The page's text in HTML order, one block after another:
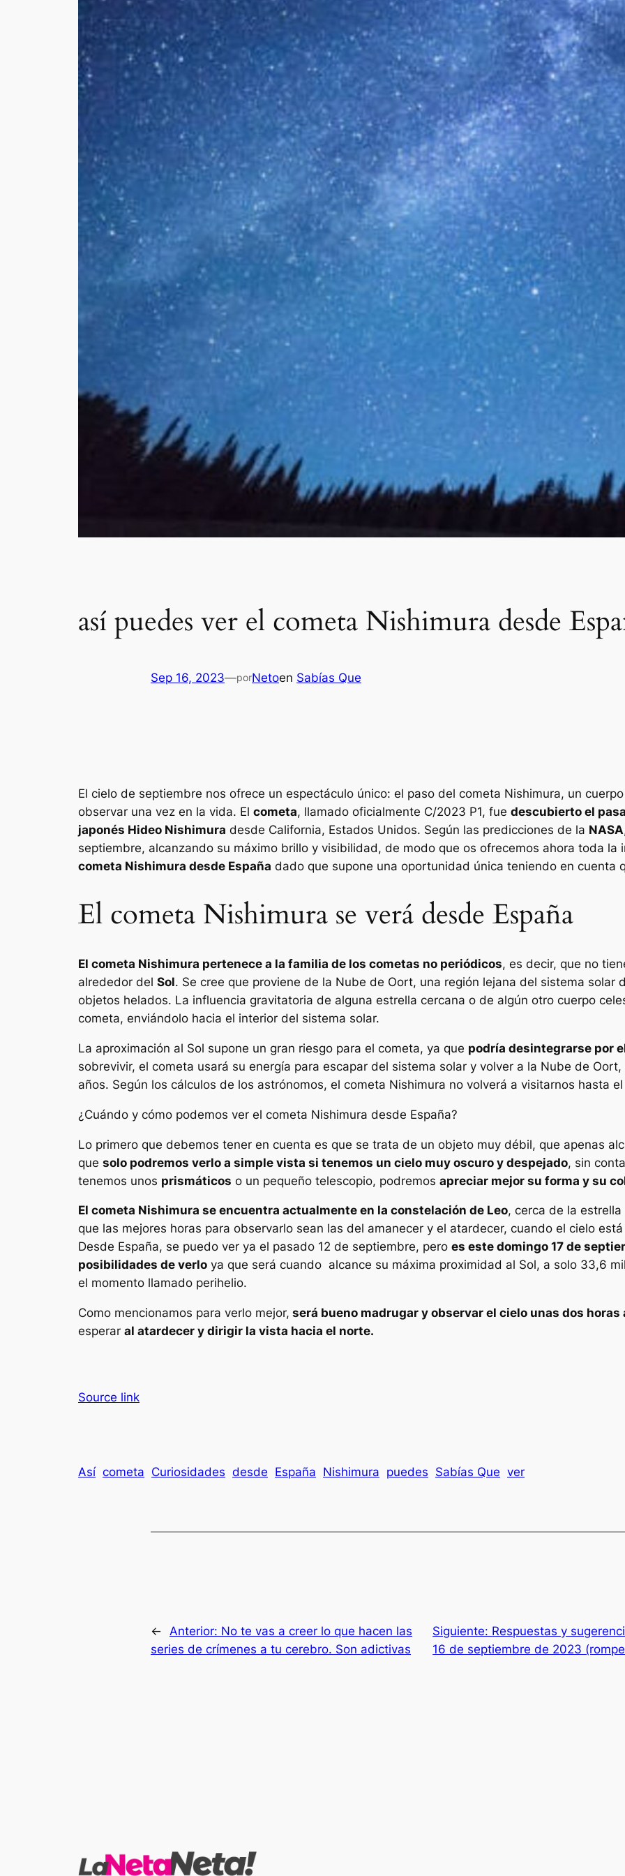
así puedes ver el cometa Nishimura desde
Sep 16, 2023—porNetoen Sabías Que
El cielo de septiembre nos ofrece un espectáculo único: el paso del cometa Nishimura, un
observar una vez en la vida. El cometa, llamado oficialmente C/2023 P1, fue descubierto el
japonés Hideo Nishimura desde California, Estados Unidos. Según las predicciones de la NASA
septiembre, alcanzando su máximo brillo y visibilidad, de modo que os ofrecemos ahora toda
cometa Nishimura desde España dado que supone una oportunidad única teniendo en cuenta
El cometa Nishimura se verá desde España
El cometa Nishimura pertenece a la familia de los cometas no periódicos, es decir, que no
alrededor del Sol. Se cree que proviene de la Nube de Oort, una región lejana del sistema solar
objetos helados. La influencia gravitatoria de alguna estrella cercana o de algún otro cuerpo
cometa, enviándolo hacia el interior del sistema solar.
La aproximación al Sol supone un gran riesgo para el cometa, ya que podría desintegrarse por
sobrevivir, el cometa usará su energía para escapar del sistema solar y volver a la Nube de
años. Según los cálculos de los astrónomos, el cometa Nishimura no volverá a visitarnos hasta el
¿Cuándo y cómo podemos ver el cometa Nishimura desde España?
Lo primero que debemos tener en cuenta es que se trata de un objeto muy débil, que apenas
que solo podremos verlo a simple vista si tenemos un cielo muy oscuro y despejado, sin
tenemos unos prismáticos o un pequeño telescopio, podremos apreciar mejor su forma y su
El cometa Nishimura se encuentra actualmente en la constelación de Leo, cerca de la
que las mejores horas para observarlo sean las del amanecer y el atardecer, cuando el cielo
Desde España, se puedo ver ya el pasado 12 de septiembre, pero es este domingo 17 de
posibilidades de verlo ya que será cuando alcance su máxima proximidad al Sol, a solo 33,6
el momento llamado perihelio.
Como mencionamos para verlo mejor, será bueno madrugar y observar el cielo unas dos horas
esperar al atardecer y dirigir la vista hacia el norte.
Source link
Así cometa Curiosidades desde España Nishimura puedes Sabías Que ver
← Anterior: No te vas a creer lo que hacen las
series de crímenes a tu cerebro. Son adictivas
Siguiente: Respuestas y
16 de septiembre de 2023